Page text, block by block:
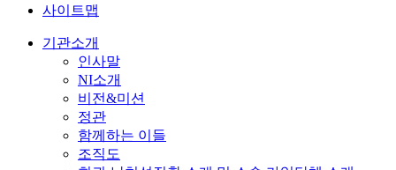
사이트맵
기관소개
인사말
NI소개
비전&미션
정관
함께하는 이들
조직도